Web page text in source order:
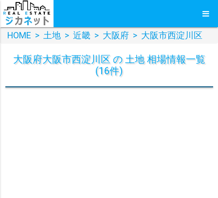
HOME > 土地 > 近畿 > 大阪府 > 大阪市西淀川区
大阪府大阪市西淀川区 の 土地 相場情報一覧
(16件)